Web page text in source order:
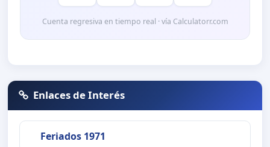
Cuenta regresiva en tiempo real · vía Calculatorr.com
Enlaces de Interés
Feriados 1971